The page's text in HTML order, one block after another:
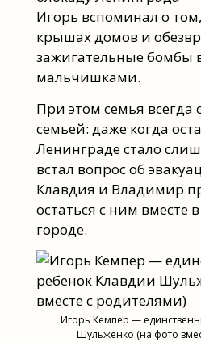
Игорь вспоминал о
крышах домов и
зажигательные бомбы
мальчишками.
При этом семья всегда
семьей: даже когда
Ленинграде стало
встал вопрос об
Клавдия и Владимир
остаться с ним вместе
городе.
Игорь Кемпер —
Шульженко (на фото